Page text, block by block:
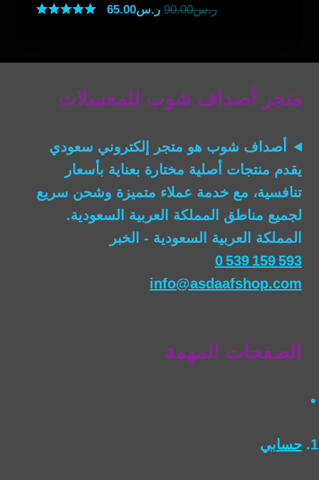
ر.س90.00 السعر
ر.س90.00.
ر.س65.00السعر
ر.س65.00.
متجر أصداف شوب للمعسلات
أصداف شوب هو متجر إلكتروني سعودي
يقدم منتجات أصلية مختارة بعناية بأسعار
تنافسية، مع خدمة عملاء متميزة وشحن سريع
لجميع مناطق المملكة العربية السعودية.
المملكة العربية السعودية - الخبر
0 539 159 593
info@asdaafshop.com
الصفحات المهمة
حسابي